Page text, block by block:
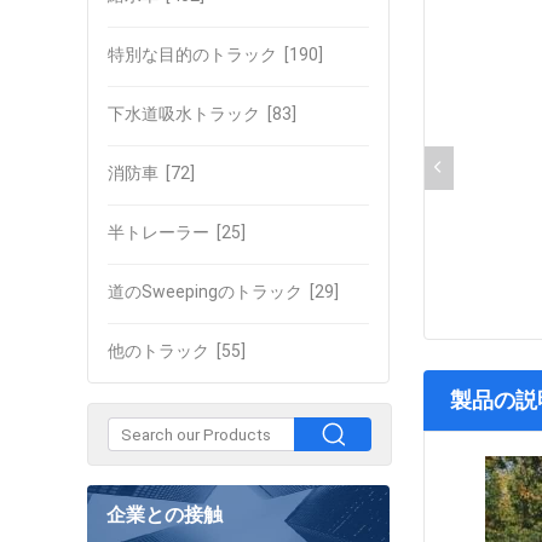
特別な目的のトラック [190]
下水道吸水トラック [83]
消防車 [72]
半トレーラー [25]
道のSweepingのトラック [29]
他のトラック [55]
企業との接触
製品の